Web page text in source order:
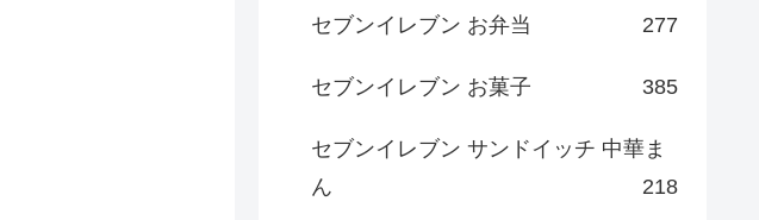
セブンイレブン お弁当 277
セブンイレブン お菓子 385
セブンイレブン サンドイッチ 中華ま
ん
218